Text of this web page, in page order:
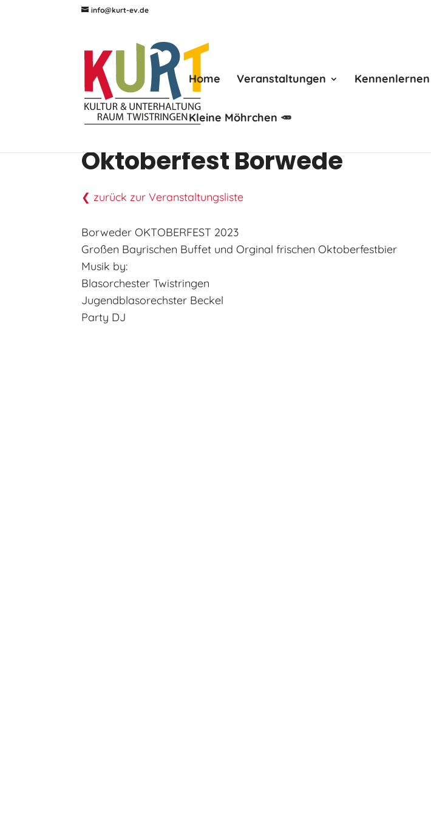
info@kurt-ev.de
Home Veranstaltungen Kennenlernen
Kleine Möhrchen 🥕
Oktoberfest Borwede
❮ zurück zur Veranstaltungsliste
Borweder OKTOBERFEST 2023
Großen Bayrischen Buffet und Orginal frischen Oktoberfestbier
Musik by:
Blasorchester Twistringen
Jugendblasorechster Beckel
Party DJ